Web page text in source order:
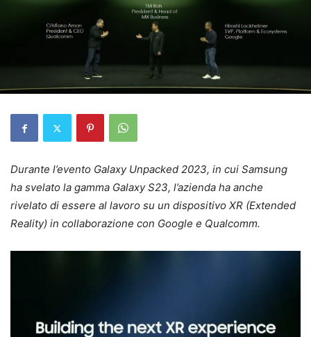
Durante l’evento Galaxy Unpacked 2023, in cui Samsung
ha svelato la gamma Galaxy S23, l’azienda ha anche
rivelato di essere al lavoro su un dispositivo XR (Extended
Reality) in collaborazione con Google e Qualcomm.